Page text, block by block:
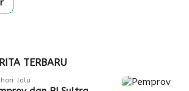
TERBARU
hari lalu